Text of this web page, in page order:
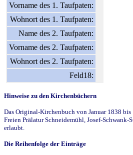
Vorname des 1. Taufpaten:
Wohnort des 1. Taufpaten:
Name des 2. Taufpaten:
Vorname des 2. Taufpaten:
Wohnort des 2. Taufpaten:
Feld18:
Hinweise zu den Kirchenbüchern
Das Original-Kirchenbuch von Januar 1838
Freien Prälatur Schneidemühl, Josef-
erlaubt.
Die Reihenfolge der Einträge